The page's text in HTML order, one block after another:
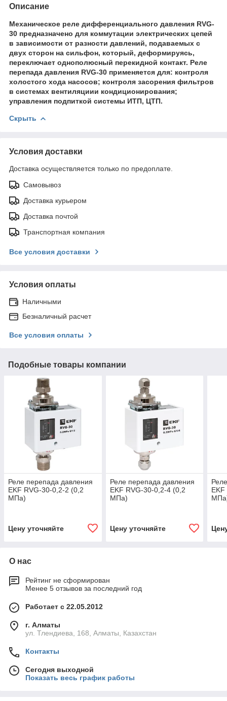
Описание
Механическое реле дифференциального давления RVG-
30 предназначено для коммутации электрических цепей
в зависимости от разности давлений, подаваемых с
двух сторон на сильфон, который, деформируясь,
переключает однополюсный перекидной контакт. Реле
перепада давления RVG-30 применяется для: контроля
холостого хода насосов; контроля засорения фильтров
в системах вентиляциии кондиционирования;
управления подпиткой системы ИТП, ЦТП.
Скрыть
Условия доставки
Доставка осуществляется только по предоплате.
Самовывоз
Доставка курьером
Доставка почтой
Транспортная компания
Все условия доставки
Условия оплаты
Наличными
Безналичный расчет
Все условия оплаты
Подобные товары компании
Реле перепада давления
EKF RVG-30-0,2-2 (0,2
МПа)
Цену уточняйте
Реле перепада давления
EKF RVG-30-0,2-4 (0,2
МПа)
Цену уточняйте
О нас
Рейтинг не сформирован
Менее 5 отзывов за последний год
Работает с 22.05.2012
г. Алматы
ул. Тлендиева, 168, Алматы, Казахстан
Контакты
Сегодня выходной
Показать весь график работы